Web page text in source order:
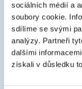
sociálních médií a
soubory cookie.
sdílíme se svými
analýzy. Partneři
dalšími
získali v důsledku
KOS
Courses
Intranet